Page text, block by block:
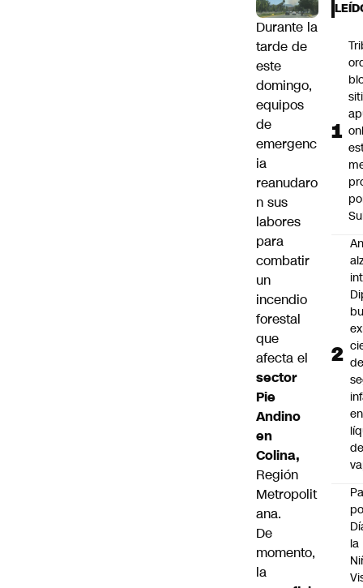
Durante la
tarde de
este
domingo,
equipos
de
emergenc
ia
reanudaro
n sus
labores
para
combatir
un
incendio
forestal
que
afecta el
sector
Pie
Andino
en
Colina,
Región
Metropolit
ana.
De
momento,
la
de
en
de
la